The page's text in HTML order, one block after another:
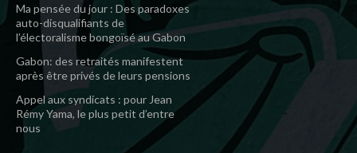
Ma pensée du jour : Des paradoxes
auto-disqualifiants de
l’électoralisme bongoïsé au Gabon
Gabon: des retraités manifestent
après être privés de leurs pensions
Appel aux syndicats : pour Jean
Rémy Yama, le plus petit d’entre
nous